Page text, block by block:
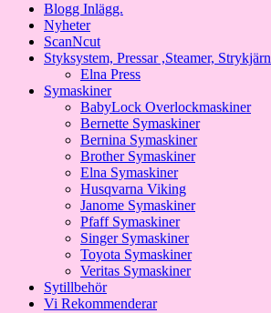
Blogg Inlägg.
Nyheter
ScanNcut
Styksystem, Pressar ,Steamer, Strykjärn
Elna Press
Symaskiner
BabyLock Overlockmaskiner
Bernette Symaskiner
Bernina Symaskiner
Brother Symaskiner
Elna Symaskiner
Husqvarna Viking
Janome Symaskiner
Pfaff Symaskiner
Singer Symaskiner
Toyota Symaskiner
Veritas Symaskiner
Sytillbehör
Vi Rekommenderar